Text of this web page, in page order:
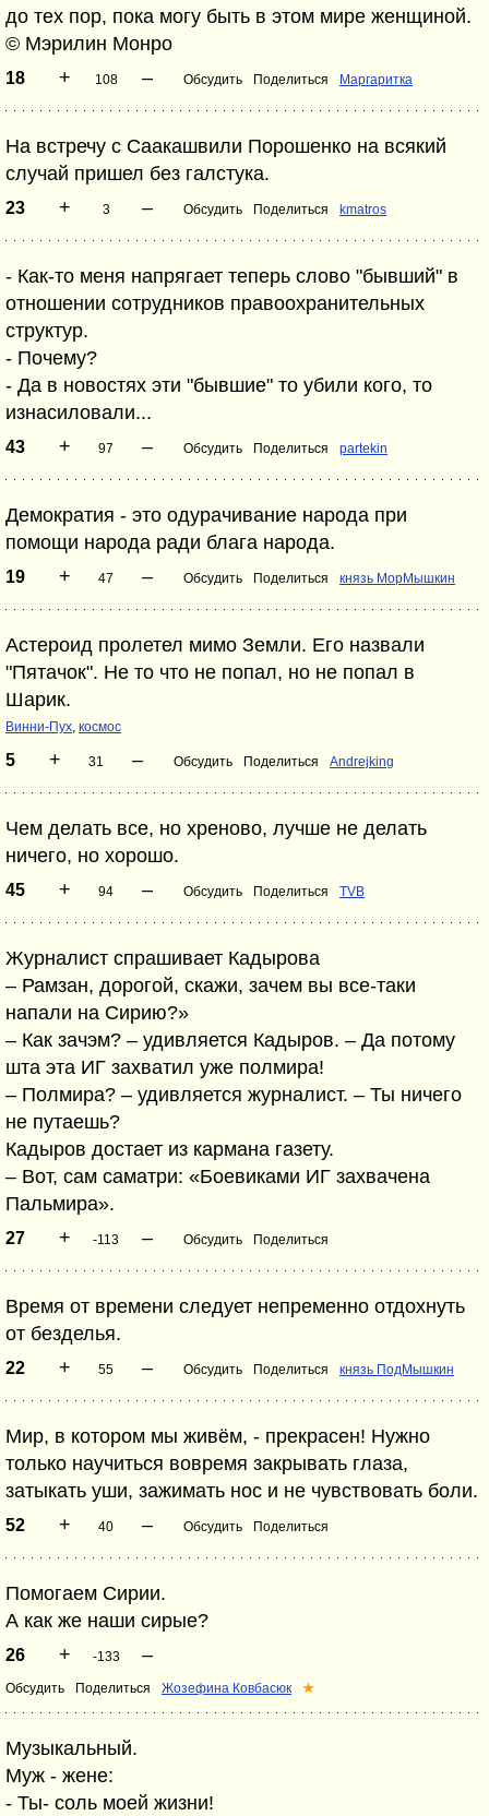
до тех пор, пока могу быть в этом мире женщиной.
© Мэрилин Монро
18 + 108 – Обсудить Поделиться Маргаритка
На встречу с Саакашвили Порошенко на всякий
случай пришел без галстука.
23 + 3 – Обсудить Поделиться kmatros
- Как-то меня напрягает теперь слово "бывший" в
отношении сотрудников правоохранительных
структур.
- Почему?
- Да в новостях эти "бывшие" то убили кого, то
изнасиловали...
43 + 97 – Обсудить Поделиться partekin
Демократия - это одурачивание народа при
помощи народа ради блага народа.
19 + 47 – Обсудить Поделиться князь МорМышкин
Астероид пролетел мимо Земли. Его назвали
"Пятачок". Не то что не попал, но не попал в
Шарик.
Винни-Пух, космос
5 + 31 – Обсудить Поделиться Andrejking
Чем делать все, но хреново, лучше не делать
ничего, но хорошо.
45 + 94 – Обсудить Поделиться TVB
Журналист спрашивает Кадырова
– Рамзан, дорогой, скажи, зачем вы все-таки
напали на Сирию?»
– Как зачэм? – удивляется Кадыров. – Да потому
шта эта ИГ захватил уже полмира!
– Полмира? – удивляется журналист. – Ты ничего
не путаешь?
Кадыров достает из кармана газету.
– Вот, сам саматри: «Боевиками ИГ захвачена
Пальмира».
27 + -113 – Обсудить Поделиться
Время от времени следует непременно отдохнуть
от безделья.
22 + 55 – Обсудить Поделиться князь ПодМышкин
Мир, в котором мы живём, - прекрасен! Нужно
только научиться вовремя закрывать глаза,
затыкать уши, зажимать нос и не чувствовать боли.
52 + 40 – Обсудить Поделиться
Помогаем Сирии.
А как же наши сирые?
26 + -133 –
Обсудить Поделиться Жозефина Ковбасюк ★
Музыкальный.
Муж - жене:
- Ты- соль моей жизни!